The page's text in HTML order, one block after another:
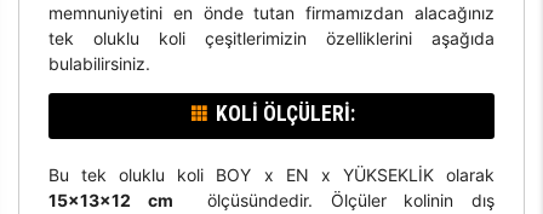
memnuniyetini en önde tutan firmamızdan alacağınız
tek oluklu koli çeşitlerimizin özelliklerini aşağıda
bulabilirsiniz.
KOLI ÖLÇÜLERI:
Bu tek oluklu koli BOY x EN x YÜKSEKLİK olarak
15x13x12 cm
ölçüsündedir. Ölçüler kolinin dış